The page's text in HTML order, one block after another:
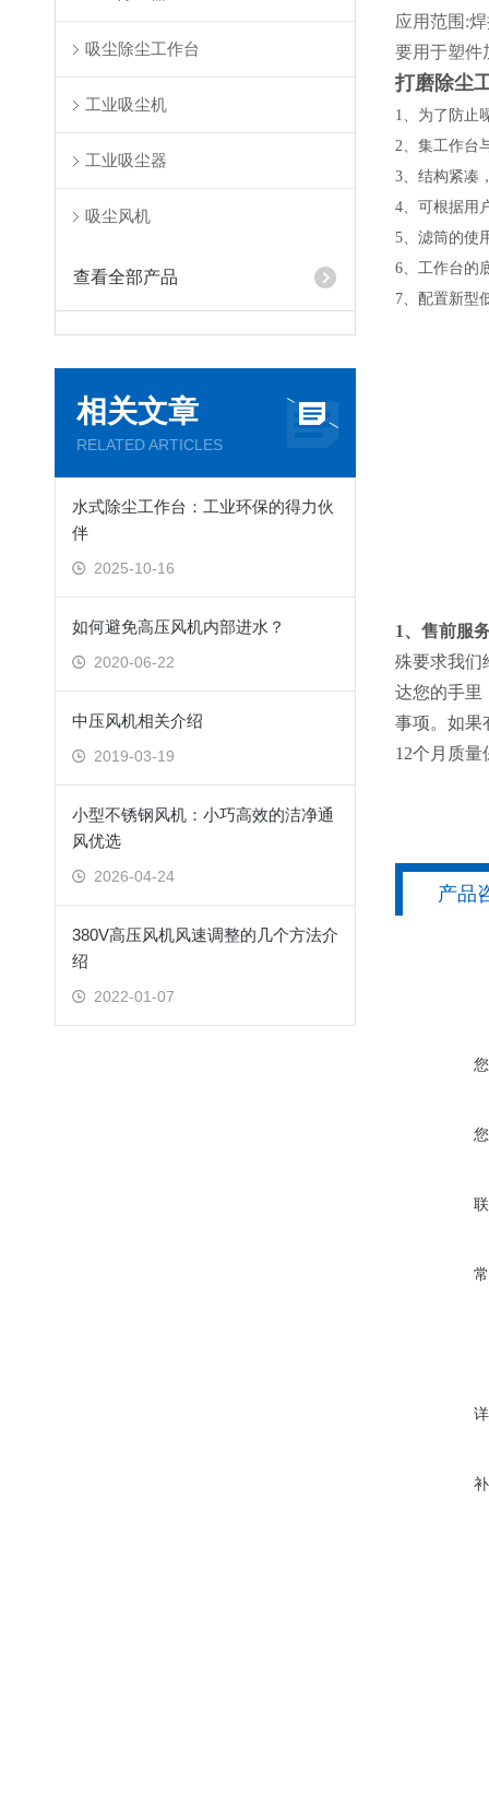
吸尘除尘工作台
工业吸尘机
工业吸尘器
吸尘风机
查看全部产品
相关文章
RELATED ARTICLES
水式除尘工作台：工业环保的得力伙
伴
2025-10-16
如何避免高压风机内部进水？
2020-06-22
中压风机相关介绍
2019-03-19
小型不锈钢风机：小巧高效的洁净通
风优选
2026-04-24
380V高压风机风速调整的几个方法介
绍
2022-01-07
应用范围:
要用于塑件
打磨除尘
1、为了防止
2、集工作台
3、结构紧凑
4、可根据用
5、滤筒的使
6、工作台的
7、配置新型
1、售前服
殊要求我们
达您的手里
事项。如果
12个月质量
产品